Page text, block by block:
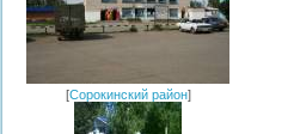
[Сорокинский район]